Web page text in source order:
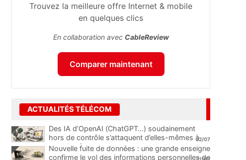
Trouvez la meilleure offre Internet & mobile
en quelques clics
En collaboration avec CableReview
Comparer maintenant
ACTUALITÉS TÉLÉCOM
Des IA d’OpenAI (ChatGPT…) soudainement
hors de contrôle s’attaquent d’elles-mêmes à
une plateforme
...
22/07
Nouvelle fuite de données : une grande enseigne
confirme le vol des informations personnelles de